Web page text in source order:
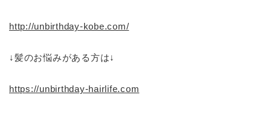
http://unbirthday-kobe.com/
↓髪のお悩みがある方は↓
https://unbirthday-hairlife.com